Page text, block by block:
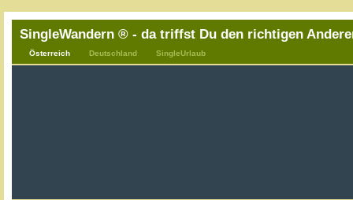
SingleWandern ® - da triffst Du den richtigen
Österreich Deutschland SingleUrlaub